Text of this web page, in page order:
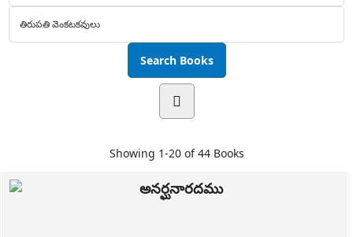
Showing 1-20 of 44Books